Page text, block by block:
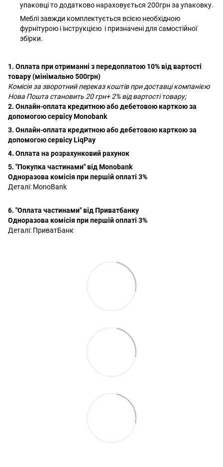
упаковці то додатково нараховується 200грн за упаковку.
Меблі завжди комплектується всією необхідною
фурнітурою і інструкцією і призначені для самостійної
збірки.
1. Оплата при отриманні з передоплатою 10% від вартості
товару (мінімально 500грн)
Комісія за зворотний переказ коштів при доставці компанією
Нова Пошта становить 20 грн+ 2% від вартості товару;
2. Онлайн-оплата кредитною або дебетовою карткою за
допомогою сервісу Monobank
3. Онлайн-оплата кредитною або дебетовою карткою за
допомогою сервісу LiqPay
4. Оплата на розрахунковий рахунок
5. "Покупка частинами" від Monobank
Одноразова комісія при першій оплаті 3%
Деталі: MonoBank
6. "Оплата частинами" від Приватбанку
Одноразова комісія при першій оплаті 3%
Деталі: ПриватБанк